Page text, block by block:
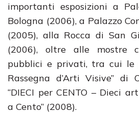
importanti esposizioni a
Bologna (2006), a Palazzo
(2005), alla Rocca di San
(2006), oltre alle mostre
pubblici e privati, tra cui le
Rassegna d’Arti Visive” di
“DIECI per CENTO – Dieci
a Cento” (2008).